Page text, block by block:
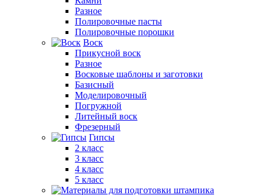
Разное
Полировочные пасты
Полировочные порошки
Воск
Прикусной воск
Разное
Восковые шаблоны и заготовки
Базисный
Моделировочный
Погружной
Литейный воск
Фрезерный
Гипсы
2 класс
3 класс
4 класс
5 класс